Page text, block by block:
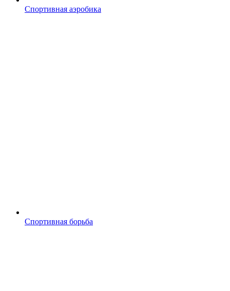
Спортивная аэробика
Спортивная борьба